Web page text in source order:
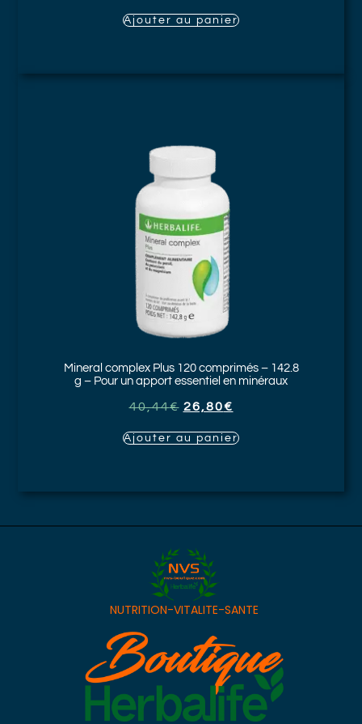
Ajouter au panier
Mineral complex Plus120 comprimés – 142.8
g – Pour un apport essentiel en minéraux
40,44€ 26,80€
Ajouter au panier
NUTRITION-VITALITE-SANTE